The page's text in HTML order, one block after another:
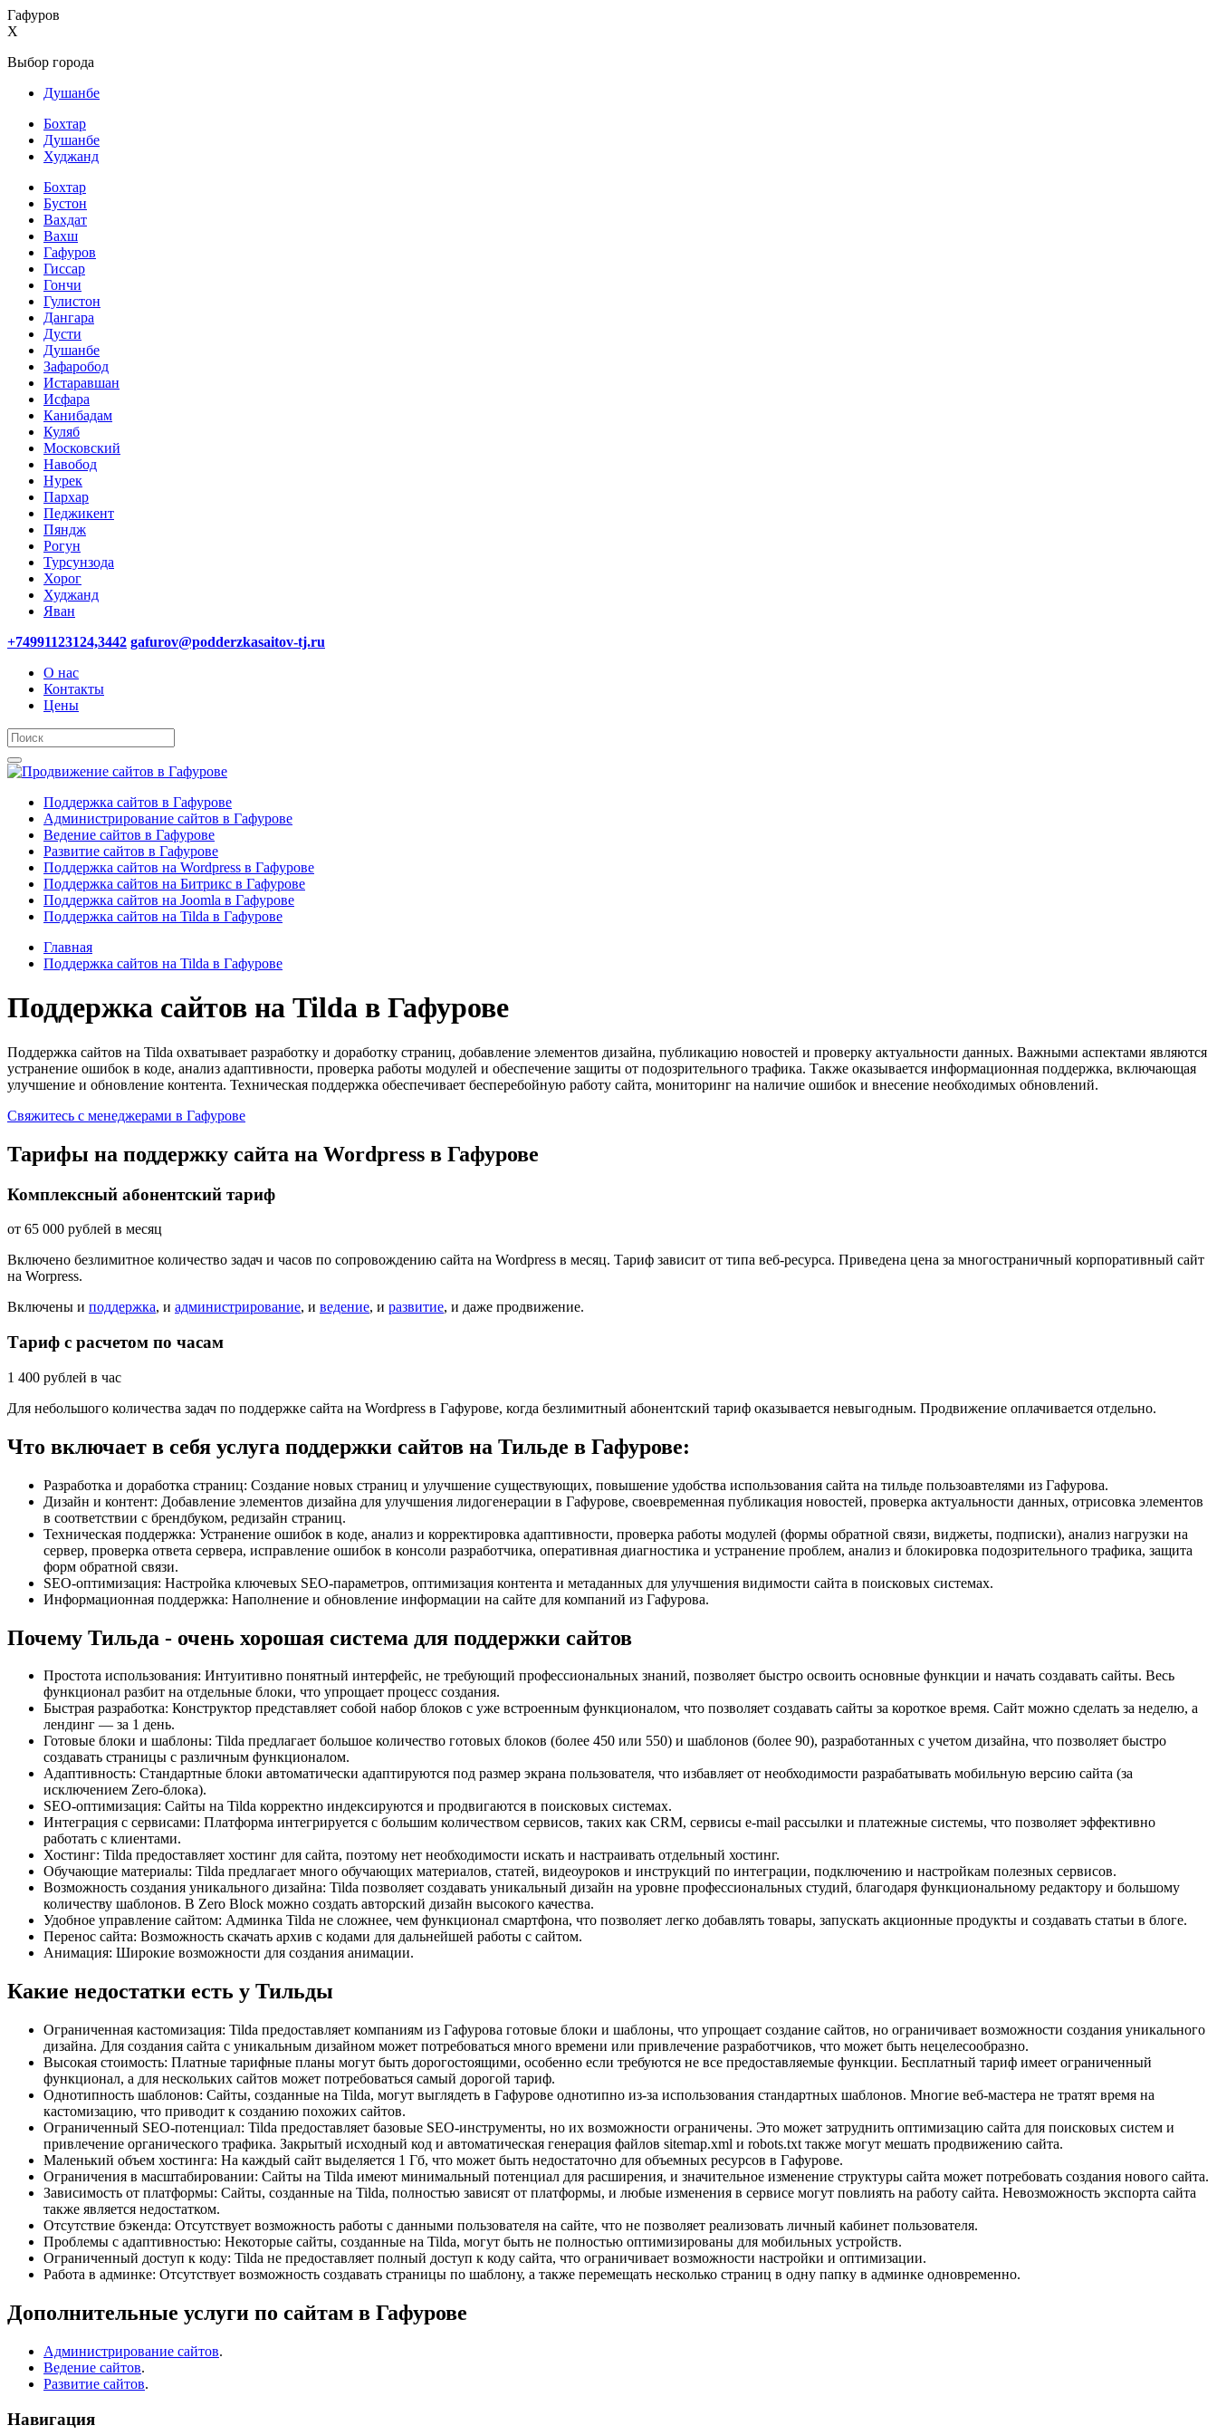
Гафуров
X
Выбор города
Душанбе
Бохтар
Душанбе
Худжанд
Бохтар
Бустон
Вахдат
Вахш
Гафуров
Гиссар
Гончи
Гулистон
Дангара
Дусти
Душанбе
Зафаробод
Истаравшан
Исфара
Канибадам
Куляб
Московский
Навобод
Нурек
Пархар
Педжикент
Пяндж
Рогун
Турсунзода
Хорог
Худжанд
Яван
+74991123124,3442 gafurov@podderzkasaitov-tj.ru
О нас
Контакты
Цены
Поддержка сайтов в Гафурове
Администрирование сайтов в Гафурове
Ведение сайтов в Гафурове
Развитие сайтов в Гафурове
Поддержка сайтов на Wordpress в Гафурове
Поддержка сайтов на Битрикс в Гафурове
Поддержка сайтов на Joomla в Гафурове
Поддержка сайтов на Tilda в Гафурове
Главная
Поддержка сайтов на Tilda в Гафурове
Поддержка сайтов на Tilda в Гафурове
Поддержка сайтов на Tilda охватывает разработку и доработку страниц, добавление элементов дизайна, публикацию новостей и проверку актуальности данных. Важными аспектами являются
устранение ошибок в коде, анализ адаптивности, проверка работы модулей и обеспечение защиты от подозрительного трафика. Также оказывается информационная поддержка, включающая
улучшение и обновление контента. Техническая поддержка обеспечивает бесперебойную работу сайта, мониторинг на наличие ошибок и внесение необходимых обновлений.
Свяжитесь с менеджерами в Гафурове
Тарифы на поддержку сайта на Wordpress в Гафурове
Комплексный абонентский тариф
от 65 000 рублей в месяц
Включено безлимитное количество задач и часов по сопровождению сайта на Wordpress в месяц. Тариф зависит от типа веб-ресурса. Приведена цена за многостраничный корпоративный сайт
на Worpress.
Включены и поддержка, и администрирование, и ведение, и развитие, и даже продвижение.
Тариф с расчетом по часам
1 400 рублей в час
Для небольшого количества задач по поддержке сайта на Wordpress в Гафурове, когда безлимитный абонентский тариф оказывается невыгодным. Продвижение оплачивается отдельно.
Что включает в себя услуга поддержки сайтов на Тильде в Гафурове:
Разработка и доработка страниц: Создание новых страниц и улучшение существующих, повышение удобства использования сайта на тильде пользоавтелями из Гафурова.
Дизайн и контент: Добавление элементов дизайна для улучшения лидогенерации в Гафурове, своевременная публикация новостей, проверка актуальности данных, отрисовка элементов
в соответствии с брендбуком, редизайн страниц.
Техническая поддержка: Устранение ошибок в коде, анализ и корректировка адаптивности, проверка работы модулей (формы обратной связи, виджеты, подписки), анализ нагрузки на
сервер, проверка ответа сервера, исправление ошибок в консоли разработчика, оперативная диагностика и устранение проблем, анализ и блокировка подозрительного трафика, защита
форм обратной связи.
SEO-оптимизация: Настройка ключевых SEO-параметров, оптимизация контента и метаданных для улучшения видимости сайта в поисковых системах.
Информационная поддержка: Наполнение и обновление информации на сайте для компаний из Гафурова.
Почему Тильда - очень хорошая система для поддержки сайтов
Простота использования: Интуитивно понятный интерфейс, не требующий профессиональных знаний, позволяет быстро освоить основные функции и начать создавать сайты. Весь
функционал разбит на отдельные блоки, что упрощает процесс создания.
Быстрая разработка: Конструктор представляет собой набор блоков с уже встроенным функционалом, что позволяет создавать сайты за короткое время. Сайт можно сделать за неделю, а
лендинг — за 1 день.
Готовые блоки и шаблоны: Tilda предлагает большое количество готовых блоков (более 450 или 550) и шаблонов (более 90), разработанных с учетом дизайна, что позволяет быстро
создавать страницы с различным функционалом.
Адаптивность: Стандартные блоки автоматически адаптируются под размер экрана пользователя, что избавляет от необходимости разрабатывать мобильную версию сайта (за
исключением Zero-блока).
SEO-оптимизация: Сайты на Tilda корректно индексируются и продвигаются в поисковых системах.
Интеграция с сервисами: Платформа интегрируется с большим количеством сервисов, таких как CRM, сервисы e-mail рассылки и платежные системы, что позволяет эффективно
работать с клиентами.
Хостинг: Tilda предоставляет хостинг для сайта, поэтому нет необходимости искать и настраивать отдельный хостинг.
Обучающие материалы: Tilda предлагает много обучающих материалов, статей, видеоуроков и инструкций по интеграции, подключению и настройкам полезных сервисов.
Возможность создания уникального дизайна: Tilda позволяет создавать уникальный дизайн на уровне профессиональных студий, благодаря функциональному редактору и большому
количеству шаблонов. В Zero Block можно создать авторский дизайн высокого качества.
Удобное управление сайтом: Админка Tilda не сложнее, чем функционал смартфона, что позволяет легко добавлять товары, запускать акционные продукты и создавать статьи в блоге.
Перенос сайта: Возможность скачать архив с кодами для дальнейшей работы с сайтом.
Анимация: Широкие возможности для создания анимации.
Какие недостатки есть у Тильды
Ограниченная кастомизация: Tilda предоставляет компаниям из Гафурова готовые блоки и шаблоны, что упрощает создание сайтов, но ограничивает возможности создания уникального
дизайна. Для создания сайта с уникальным дизайном может потребоваться много времени или привлечение разработчиков, что может быть нецелесообразно.
Высокая стоимость: Платные тарифные планы могут быть дорогостоящими, особенно если требуются не все предоставляемые функции. Бесплатный тариф имеет ограниченный
функционал, а для нескольких сайтов может потребоваться самый дорогой тариф.
Однотипность шаблонов: Сайты, созданные на Tilda, могут выглядеть в Гафурове однотипно из-за использования стандартных шаблонов. Многие веб-мастера не тратят время на
кастомизацию, что приводит к созданию похожих сайтов.
Ограниченный SEO-потенциал: Tilda предоставляет базовые SEO-инструменты, но их возможности ограничены. Это может затруднить оптимизацию сайта для поисковых систем и
привлечение органического трафика. Закрытый исходный код и автоматическая генерация файлов sitemap.xml и robots.txt также могут мешать продвижению сайта.
Маленький объем хостинга: На каждый сайт выделяется 1 Гб, что может быть недостаточно для объемных ресурсов в Гафурове.
Ограничения в масштабировании: Сайты на Tilda имеют минимальный потенциал для расширения, и значительное изменение структуры сайта может потребовать создания нового сайта.
Зависимость от платформы: Сайты, созданные на Tilda, полностью зависят от платформы, и любые изменения в сервисе могут повлиять на работу сайта. Невозможность экспорта сайта
также является недостатком.
Отсутствие бэкенда: Отсутствует возможность работы с данными пользователя на сайте, что не позволяет реализовать личный кабинет пользователя.
Проблемы с адаптивностью: Некоторые сайты, созданные на Tilda, могут быть не полностью оптимизированы для мобильных устройств.
Ограниченный доступ к коду: Tilda не предоставляет полный доступ к коду сайта, что ограничивает возможности настройки и оптимизации.
Работа в админке: Отсутствует возможность создавать страницы по шаблону, а также перемещать несколько страниц в одну папку в админке одновременно.
Дополнительные услуги по сайтам в Гафурове
Администрирование сайтов.
Ведение сайтов.
Развитие сайтов.
Навигация